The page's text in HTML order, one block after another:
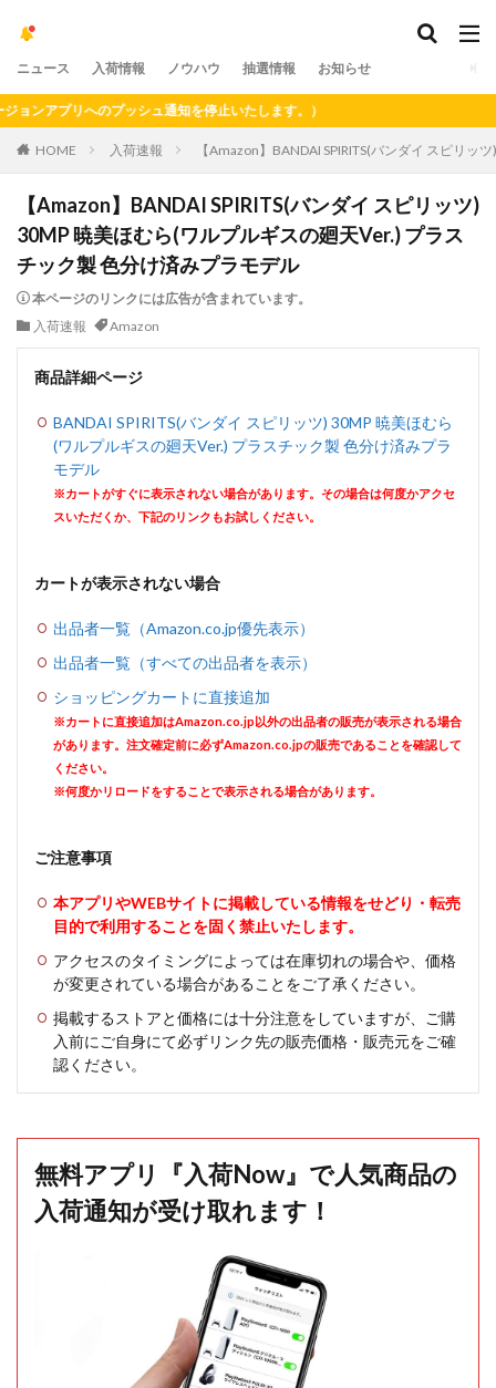
ニュース 入荷情報 ノウハウ 抽選情報 お知らせ
プリへのプッシュ通知を停止いたします。）
HOME 入荷速報 【Amazon】BANDAI SPIRITS(バンダイ スピリ
【Amazon】BANDAI SPIRITS(バンダイ スピリッツ)
30MP 暁美ほむら(ワルプルギスの廻天Ver.) プラス
チック製 色分け済みプラモデル
本ページのリンクには広告が含まれています。
入荷速報
Amazon
商品詳細ページ
BANDAI SPIRITS(バンダイ スピリッツ) 30MP 暁美ほむら
(ワルプルギスの廻天Ver.) プラスチック製 色分け済みプラ
モデル
※カートがすぐに表示されない場合があります。その場合は何度かアクセ
スいただくか、下記のリンクもお試しください。
カートが表示されない場合
出品者一覧（Amazon.co.jp優先表示）
出品者一覧（すべての出品者を表示）
ショッピングカートに直接追加
※カートに直接追加はAmazon.co.jp以外の出品者の販売が表示される場合
があります。注文確定前に必ずAmazon.co.jpの販売であることを確認して
ください。
※何度かリロードをすることで表示される場合があります。
ご注意事項
本アプリやWEBサイトに掲載している情報をせどり・転売
目的で利用することを固く禁止いたします。
アクセスのタイミングによっては在庫切れの場合や、価格
が変更されている場合があることをご了承ください。
掲載するストアと価格には十分注意をしていますが、ご購
入前にご自身にて必ずリンク先の販売価格・販売元をご確
認ください。
無料アプリ『入荷Now』で人気商品の
入荷通知が受け取れます！